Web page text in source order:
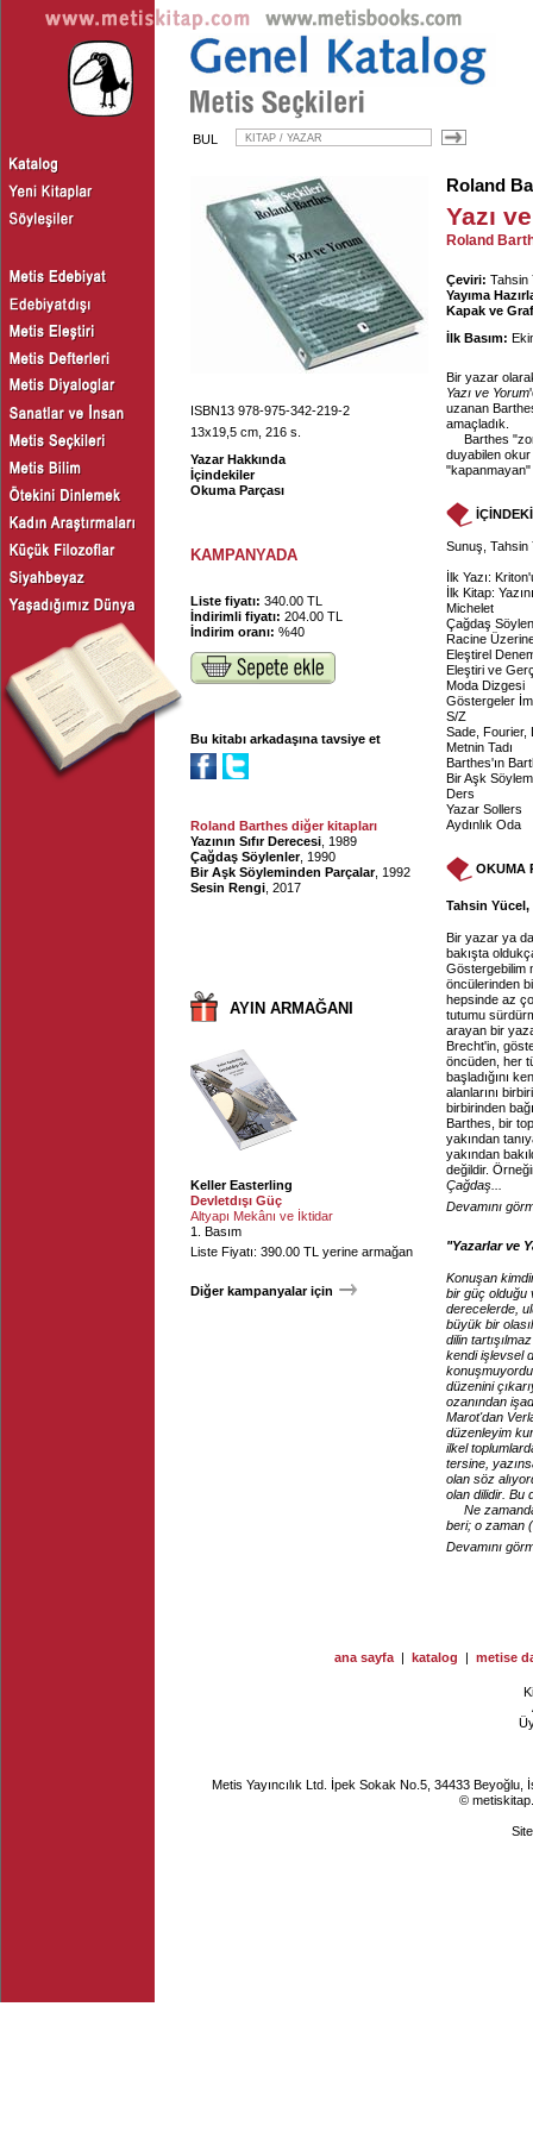
BUL
ISBN13 978-975-342-219-2
13x19,5 cm, 216 s.
Yazar Hakkında
İçindekiler
Okuma Parçası
KAMPANYADA
Liste fiyatı: 340.00 TL
İndirimli fiyatı: 204.00 TL
İndirim oranı: %40
Bu kitabı arkadaşına tavsiye et
Roland Barthes diğer kitapları
Yazının Sıfır Derecesi , 1989
Çağdaş Söylenler, 1990
Bir Aşk Söyleminden Parçalar, 1992
Sesin Rengi , 2017
AYIN ARMAĞANI
Keller Easterling
Devletdışı Güç
Altyapı Mekânı ve İktidar
1. Basım
Liste Fiyatı: 390.00 TL yerine armağan
Diğer kampanyalar için
Roland
Yazı
Roland
Çeviri: Tahsin
Yayıma
Kapak ve
İlk Basım:
Bir yazar
Yazı ve Yorum
uzanan
amaçladık.
Barthes
duyabilen
"kapanmayan"
Sunuş, Tahsin
İlk Yazı:
İlk Kitap:
Michelet
Çağdaş
Racine
Eleştirel
Eleştiri ve
Moda Dizgesi
Göstergeler
S/Z
Sade, Fourier,
Metnin Tadı
Barthes'ın
Bir Aşk
Ders
Yazar Sollers
Aydınlık Oda
OKUMA
Tahsin Yücel,
Bir yazar ya
bakışta
Göstergebilim
öncülerinden
hepsinde az
tutumu
arayan bir
Brecht'in,
öncüden, her
başladığını
alanlarını
birbirinden
Barthes, bir
yakından
yakından
değildir.
Çağdaş...
Devamını
"Yazarlar ve
Konuşan
bir güç olduğu
derecelerde,
büyük bir
dilin
kendi işlevsel
düzenini
ozanından
Marot'dan
düzenleyim
ilkel
tersine,
olan söz
olan dilidir. Bu
Ne
beri; o zaman
Devamını
ana sayfa | katalog | metise
Metis Yayıncılık Ltd. İpek Sokak No.5, 34433
©